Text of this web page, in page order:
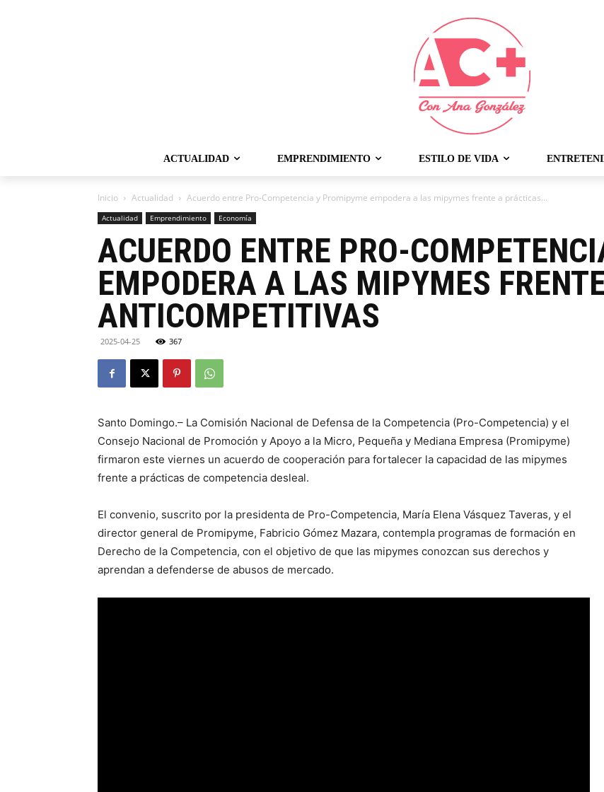
ACTUALIDAD EMPRENDIMIENTO ESTILO DE VIDA
Inicio Actualidad Acuerdo entre Pro-Competencia y Promipyme empodera a las mipymes frente a prácticas...
Actualidad Emprendimiento Economía
ACUERDO ENTRE PRO-
EMPODERA A LAS MIPYMES
ANTICOMPETITIVAS
2025-04-25 367
Santo Domingo.– La Comisión Nacional de Defensa de la Competencia (Pro-Competencia) y el
Consejo Nacional de Promoción y Apoyo a la Micro, Pequeña y Mediana Empresa (Promipyme)
firmaron este viernes un acuerdo de cooperación para fortalecer la capacidad de las mipymes
frente a prácticas de competencia desleal.
El convenio, suscrito por la presidenta de Pro-Competencia, María Elena Vásquez Taveras, y el
director general de Promipyme, Fabricio Gómez Mazara, contempla programas de formación en
Derecho de la Competencia, con el objetivo de que las mipymes conozcan sus derechos y
aprendan a defenderse de abusos de mercado.